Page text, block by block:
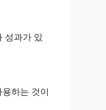
성과가 있
하는 것이